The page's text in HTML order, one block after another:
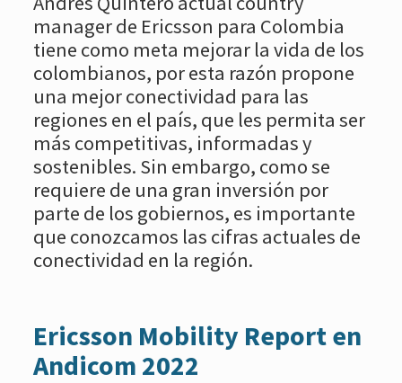
manager de Ericsson para Colombia
tiene como meta mejorar la vida de los
colombianos, por esta razón propone
una mejor conectividad para las
regiones en el país, que les permita ser
más competitivas, informadas y
sostenibles. Sin embargo, como se
requiere de una gran inversión por
parte de los gobiernos, es importante
que conozcamos las cifras actuales de
conectividad en la región.
Ericsson Mobility Report en
Andicom 2022